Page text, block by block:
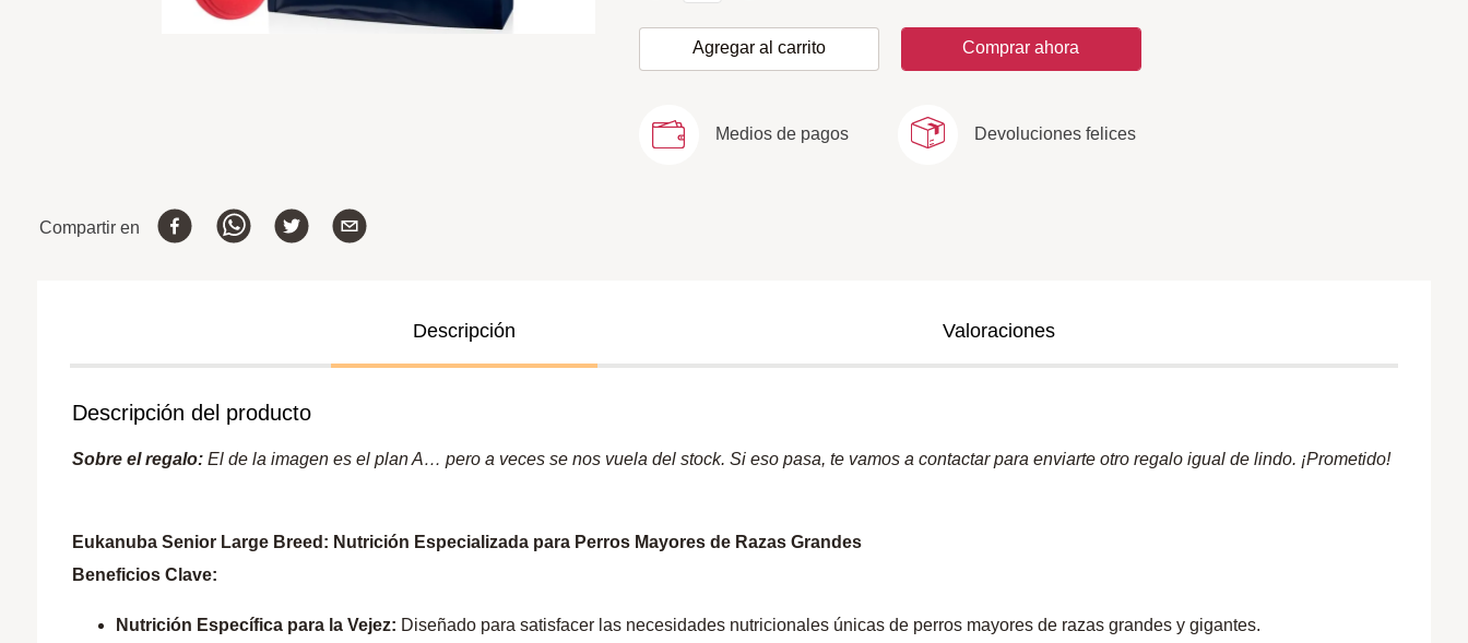
Agregar al carrito Comprar ahora
Medios de pagos Devoluciones felices
Compartir en
Descripción Valoraciones
Descripción del producto
Sobre el regalo: El de la imagen es el plan A… pero a veces se nos vuela del stock. Si eso pasa, te vamos a contactar para enviarte otro regalo igual de lindo. ¡Prometido!
Eukanuba Senior Large Breed: Nutrición Especializada para Perros Mayores de Razas Grandes
Beneficios Clave:
Nutrición Específica para la Vejez: Diseñado para satisfacer las necesidades nutricionales únicas de perros mayores de razas grandes y gigantes.